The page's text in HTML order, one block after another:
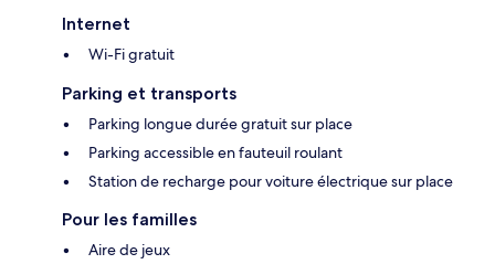
Internet
Wi-Fi gratuit
Parking et transports
Parking longue durée gratuit sur place
Parking accessible en fauteuil roulant
Station de recharge pour voiture électrique sur place
Pour les familles
Aire de jeux